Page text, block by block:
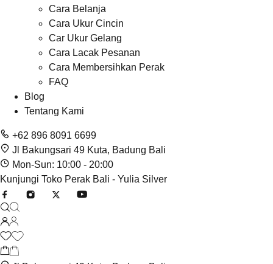
Cara Belanja
Cara Ukur Cincin
Car Ukur Gelang
Cara Lacak Pesanan
Cara Membersihkan Perak
FAQ
Blog
Tentang Kami
+62 896 8091 6699
Jl Bakungsari 49 Kuta, Badung Bali
Mon-Sun: 10:00 - 20:00
Kunjungi Toko Perak Bali - Yulia Silver